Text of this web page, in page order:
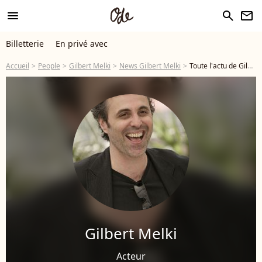
menu search newsletter
Billetterie En privé avec
Accueil People Gilbert Melki News Gilbert Melki Toute l'actu de Gilbert Melki - Page 2
Gilbert Melki
Acteur